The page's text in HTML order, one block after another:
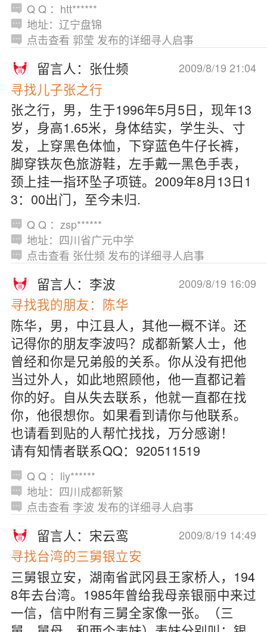
Q Q ：htt******
地址：辽宁盘锦
点击查看 郭莹 发布的详细寻人启事
2009/8/19 21:04
留言人：张仕频
寻找儿子张之行
张之行，男，生于1996年5月5日，现年13
岁，身高1.65米，身体结实，学生头、寸
发，上穿黑色体恤，下穿蓝色牛仔长裤，
脚穿铁灰色旅游鞋，左手戴一黑色手表，
颈上挂一指环坠子项链。2009年8月13日1
3：00出门，至今未归.
Q Q ：zsp******
地址：四川省广元中学
点击查看 张仕频 发布的详细寻人启事
2009/8/19 16:09
留言人：李波
寻找我的朋友：陈华
陈华，男，中江县人，其他一概不详。还
记得你的朋友李波吗？成都新繁人士，他
曾经和你是兄弟般的关系。你从没有把他
当过外人，如此地照顾他，他一直都记着
你的好。自从失去联系，他就一直都在找
你，他很想你。如果看到请你与他联系。
也请看到贴的人帮忙找找，万分感谢！
请有知情者联系QQ：920511519
Q Q ：liy******
地址：四川成都新繁
点击查看 李波 发布的详细寻人启事
2009/8/19 14:49
留言人：宋云鸾
寻找台湾的三舅银立安
三舅银立安，湖南省武冈县王家桥人，194
8年去台湾。1985年曾给我母亲银丽中来过
一信，信中附有三舅全家像一张。（三